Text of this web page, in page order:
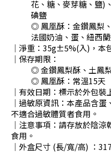
花、糖、麥芽糖、鹽)
碘鹽
◎ 鳳凰酥： 金鑽鳳梨
法國奶油、蛋、紐西
｜淨重：35g±5%(入)，本
｜保存期限：
◎金鑽鳳梨酥、土鳳
◎ 鳳凰酥：常溫15天
｜有效日期：標示於外包
｜過敏原資訊：本產品含
不適合過敏體質者食用。
｜注意事項：請存放於陰
食用。
｜外盒尺寸 (長/寬/高) ：